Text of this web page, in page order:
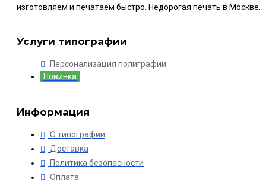
изготовляем и печатаем быстро. Недорогая печать в Москве.
Услуги типографии
Персонализация полиграфии
Новинка
Информация
О типографии
Доставка
Политика безопасности
Оплата